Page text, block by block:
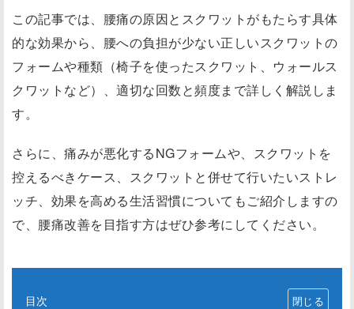
この記事では、腰痛の原因とスクワットがもたらす具体
的な効果から、腰への負担が少ない正しいスクワットの
フォームや種類（椅子を使ったスクワット、ウォールス
クワットなど）、適切な回数と頻度まで詳しく解説しま
す。
さらに、痛みが悪化するNGフォームや、スクワットを
控えるべきケース、スクワットと併せて行いたいストレ
ッチ、効果を高める生活習慣についてもご紹介しますの
で、腰痛改善を目指す方はぜひ参考にしてください。
目次